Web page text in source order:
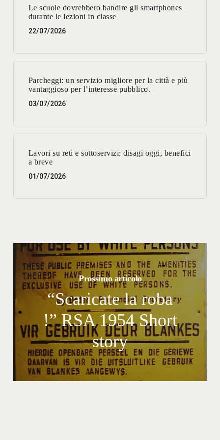
Le scuole dovrebbero bandire gli smartphones
durante le lezioni in classe
22/07/2026
Parcheggi: un servizio migliore per la città e più
vantaggioso per l’interesse pubblico.
03/07/2026
Lavori su reti e sottoservizi: disagi oggi, benefici
a breve
01/07/2026
Prossimo articolo
“Scaricate la roba
!” RSA 1954 Short
story